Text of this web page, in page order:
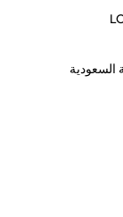
أو تقديم هدية أو
فتح متجر جوجل
وكتابة الرمز
السعودية